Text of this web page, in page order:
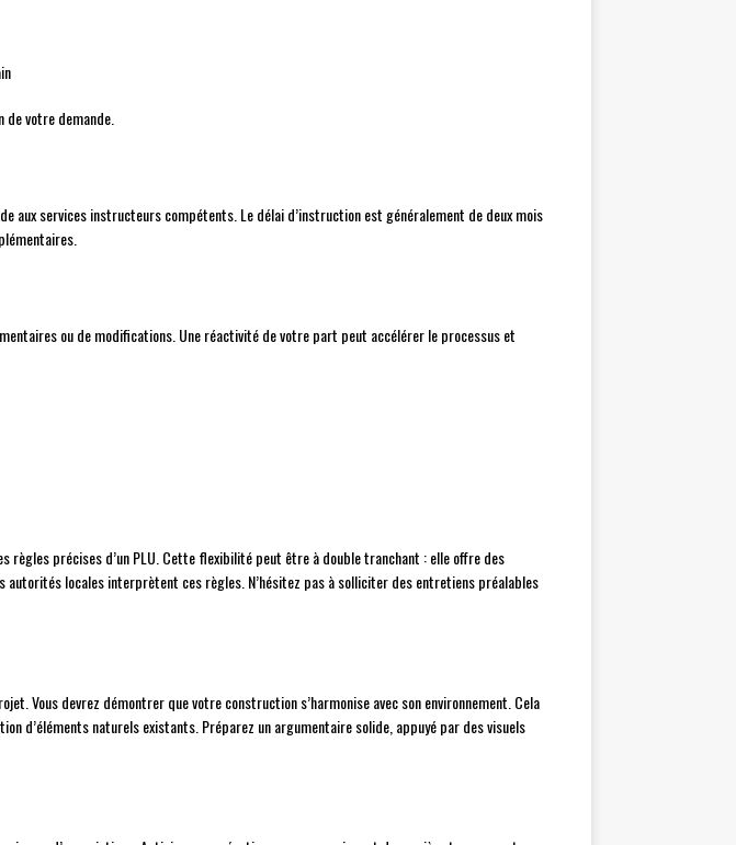
votre demande.
aux services instructeurs compétents. Le délai d’instruction est généralement de deux mois
ou de modifications. Une réactivité de votre part peut accélérer le processus et
règles précises d’un PLU. Cette flexibilité peut être à double tranchant : elle offre des
locales interprètent ces règles. N’hésitez pas à solliciter des entretiens préalables
Vous devrez démontrer que votre construction s’harmonise avec son environnement. Cela
d’éléments naturels existants. Préparez un argumentaire solide, appuyé par des visuels